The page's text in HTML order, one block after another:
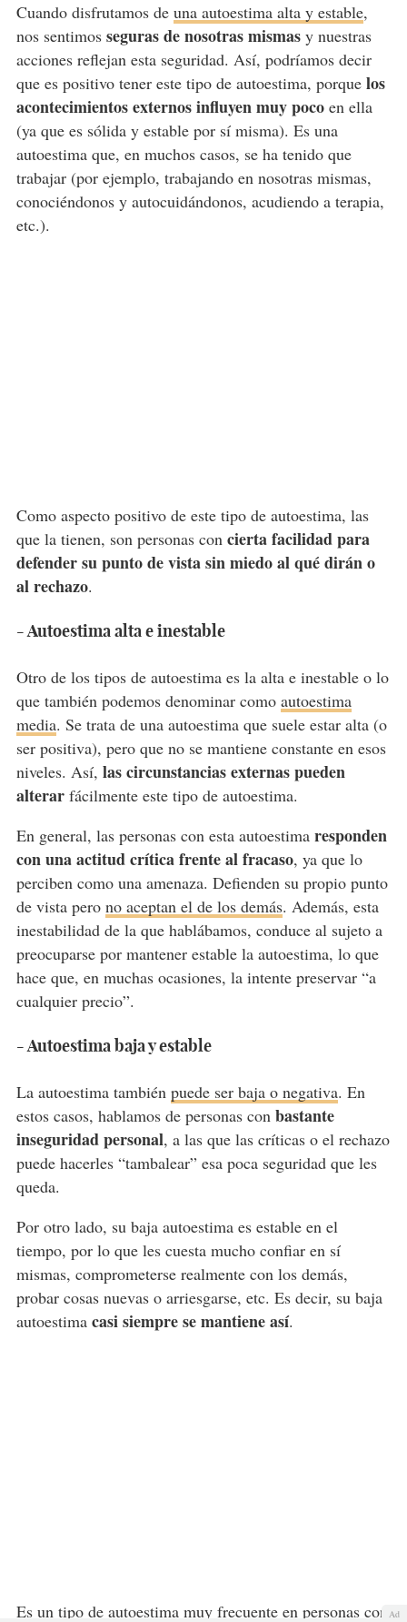
Cuando disfrutamos de una autoestima alta y estable,
nos sentimos seguras de nosotras mismasy nuestras
acciones reflejan esta seguridad. Así, podríamos decir
que es positivo tener este tipo de autoestima, porque los
acontecimientos externos influyen muy pocoen ella
(ya que es sólida y estable por sí misma). Es una
autoestima que, en muchos casos, se ha tenido que
trabajar (por ejemplo, trabajando en nosotras mismas,
conociéndonos y autocuidándonos, acudiendo a terapia,
etc.).
Como aspecto positivo de este tipo de autoestima, las
que la tienen, son personas con cierta facilidad para
defender su punto de vista sin miedo al qué dirán o
al rechazo.
- Autoestima alta e inestable
Otro de los tipos de autoestima es la alta e inestable o lo
que también podemos denominar como autoestima
media. Se trata de una autoestima que suele estar alta (o
ser positiva), pero que no se mantiene constante en esos
niveles. Así, las circunstancias externas pueden
alterarfácilmente este tipo de autoestima.
En general, las personas con esta autoestima responden
con una actitud crítica frente al fracaso, ya que lo
perciben como una amenaza. Defienden su propio punto
de vista pero no aceptan el de los demás. Además, esta
inestabilidad de la que hablábamos, conduce al sujeto a
preocuparse por mantener estable la autoestima, lo que
hace que, en muchas ocasiones, la intente preservar “a
cualquier precio”.
- Autoestima baja y estable
La autoestima también puede ser baja o negativa. En
estos casos, hablamos de personas con bastante
inseguridad personal, a las que las críticas o el rechazo
puede hacerles “tambalear” esa poca seguridad que les
queda.
Por otro lado, su baja autoestima es estable en el
tiempo, por lo que les cuesta mucho confiar en sí
mismas, comprometerse realmente con los demás,
probar cosas nuevas o arriesgarse, etc. Es decir, su baja
autoestima casi siempre se mantiene así.
Es un tipo de autoestima muy frecuente en personas con Ad